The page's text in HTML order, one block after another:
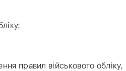
правил військового обліку,